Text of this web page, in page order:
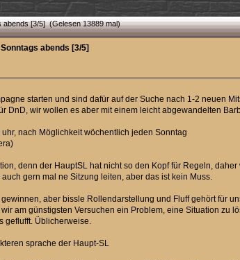
abends [3/5] (Gelesen 13889 mal)
abends [3/5]
starten und sind dafür auf der Suche nach 1-2 neuen
DnD, wir wollen es aber mit einem leicht abgewandelten
nach Möglichkeit wöchentlich jeden Sonntag
denn der HauptSL hat nicht so den Kopf für Regeln,
gern mal ne Sitzung leiten, aber das ist kein Muss.
aber bissle Rollendarstellung und Fluff gehört für
am günstigsten Versuchen ein Problem, eine Situation
geflufft. Üblicherweise.
sprache der Haupt-SL